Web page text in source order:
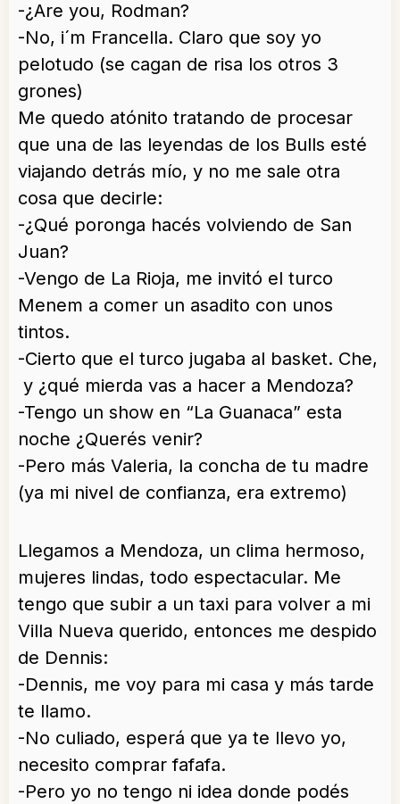
-¿Are you, Rodman?
-No, i´m Francella. Claro que soy yo
pelotudo (se cagan de risa los otros 3
grones)
Me quedo atónito tratando de procesar
que una de las leyendas de los Bulls esté
viajando detrás mío, y no me sale otra
cosa que decirle:
-¿Qué poronga hacés volviendo de San
Juan?
-Vengo de La Rioja, me invitó el turco
Menem a comer un asadito con unos
tintos.
-Cierto que el turco jugaba al basket. Che,
y ¿qué mierda vas a hacer a Mendoza?
-Tengo un show en “La Guanaca” esta
noche ¿Querés venir?
-Pero más Valeria, la concha de tu madre
(ya mi nivel de confianza, era extremo)
Llegamos a Mendoza, un clima hermoso,
mujeres lindas, todo espectacular. Me
tengo que subir a un taxi para volver a mi
Villa Nueva querido, entonces me despido
de Dennis:
-Dennis, me voy para mi casa y más tarde
te llamo.
-No culiado, esperá que ya te llevo yo,
necesito comprar fafafa.
-Pero yo no tengo ni idea donde podés